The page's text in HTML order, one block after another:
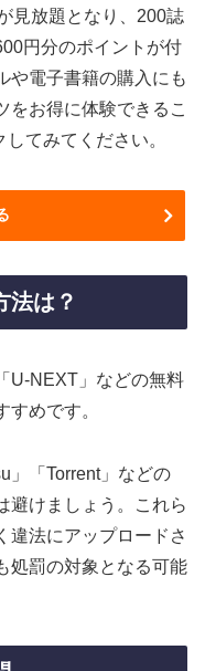
見放題となり、200誌
円分のポイントが付
や電子書籍の購入にも
をお得に体験できるこ
てみてください。
法は？
U-NEXT」などの無料
すめです。
」「Torrent」などの
避けましょう。これら
違法にアップロードさ
処罰の対象となる可能